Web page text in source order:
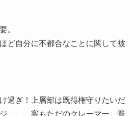
。
ど自分に不都合なことに関して被
過ぎ！上層部は既得権守りたいだ
、、、客もただのクレーマー、普